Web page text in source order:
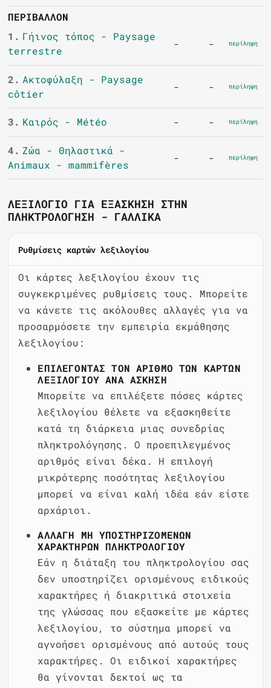
ΠΕΡΙΒΆΛΛΟΝ
1. Γήινος τόπος - Paysage
terrestre
- - περίληψη
2. Ακτοφύλαξη - Paysage
côtier
- - περίληψη
3. Καιρός - Météo - - περίληψη
4. Ζώα - Θηλαστικά -
Animaux - mammifères
- - περίληψη
ΛΕΞΙΛΌΓΙΟ ΓΙΑ ΕΞΆΣΚΗΣΗ ΣΤΗΝ
ΠΛΗΚΤΡΟΛΌΓΗΣΗ - ΓΑΛΛΙΚΆ
Ρυθμίσεις καρτών λεξιλογίου
Οι κάρτες λεξιλογίου έχουν τις
συγκεκριμένες ρυθμίσεις τους. Μπορείτε
να κάνετε τις ακόλουθες αλλαγές για να
προσαρμόσετε την εμπειρία εκμάθησης
λεξιλογίου:
ΕΠΙΛΈΓΟΝΤΑΣ ΤΟΝ ΑΡΙΘΜΌ ΤΩΝ ΚΑΡΤΏΝ
ΛΕΞΙΛΟΓΊΟΥ ΑΝΆ ΆΣΚΗΣΗ
Μπορείτε να επιλέξετε πόσες κάρτες
λεξιλογίου θέλετε να εξασκηθείτε
κατά τη διάρκεια μιας συνεδρίας
πληκτρολόγησης. Ο προεπιλεγμένος
αριθμός είναι δέκα. Η επιλογή
μικρότερης ποσότητας λεξιλογίου
μπορεί να είναι καλή ιδέα εάν είστε
αρχάριοι.
ΑΛΛΑΓΉ ΜΗ ΥΠΟΣΤΗΡΙΖΌΜΕΝΩΝ
ΧΑΡΑΚΤΉΡΩΝ ΠΛΗΚΤΡΟΛΟΓΊΟΥ
Εάν η διάταξη του πληκτρολογίου σας
δεν υποστηρίζει ορισμένους ειδικούς
χαρακτήρες ή διακριτικά στοιχεία
της γλώσσας που εξασκείτε με κάρτες
λεξιλογίου, το σύστημα μπορεί να
αγνοήσει ορισμένους από αυτούς τους
χαρακτήρες. Οι ειδικοί χαρακτήρες
θα γίνονται δεκτοί ως τα